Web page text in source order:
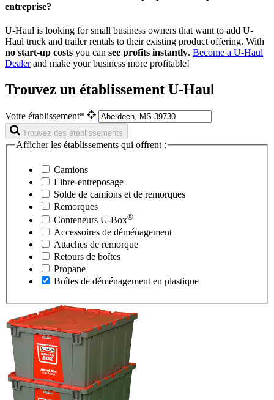
entreprise?
U-Haul is looking for small business owners that want to add U-
Haul truck and trailer rentals to their existing product offering. With
no start-up costs you can see profits instantly. Become a U-Haul
Dealerand make your business more profitable!
Trouvez un établissement U-Haul
Votre établissement*
Trouvez des établissements
Afficher les établissements qui offrent :
Camions
Libre-entreposage
Solde de camions et de remorques
Remorques
Conteneurs U-Box®
Accessoires de déménagement
Attaches de remorque
Retours de boîtes
Propane
Boîtes de déménagement en plastique